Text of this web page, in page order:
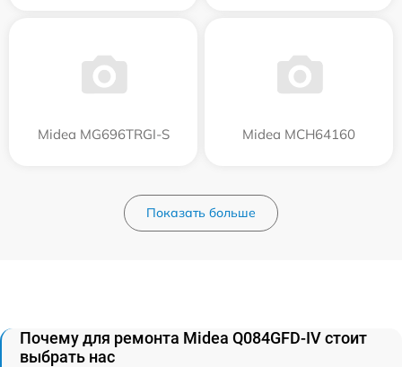
Midea MG696TRGI-S Midea MCH64160
Показать больше
Почему для ремонта Midea Q084GFD-IV стоит
выбрать нас